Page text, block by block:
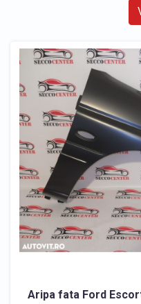
Aripa fata Ford